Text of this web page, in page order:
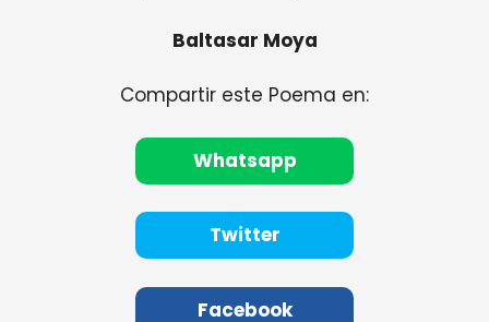
Baltasar Moya
Compartir este Poema en:
Whatsapp
Twitter
Facebook